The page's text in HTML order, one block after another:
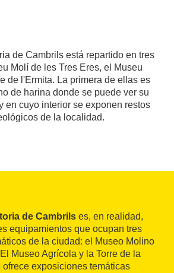
de Cambrils está repartido en tres
Molí de les Tres Eres, el Museu
de l'Ermita. La primera de ellas es
de harina donde se puede ver su
en cuyo interior se exponen restos
de la localidad.
de Cambrils es, en realidad,
equipamientos que ocupan tres
de la ciudad: el Museo Molino
Museo Agrícola y la Torre de la
ofrece exposiciones temáticas